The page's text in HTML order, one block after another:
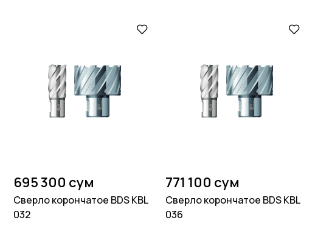
695 300 сум
Сверло корончатое BDS KBL
032
771 100 сум
Сверло корончатое BDS KBL
036